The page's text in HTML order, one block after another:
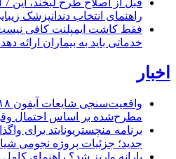
راهنمای انتخاب دندانپزشک
فقط کاشت ایمپلنت کافی
خدماتی باید به بیماران ارائه
اخبار
مطرح‌شده بر اساس احتمال
برنامه منچستریونایتد برای
جدید؛ جزئیات پروژه نجومی